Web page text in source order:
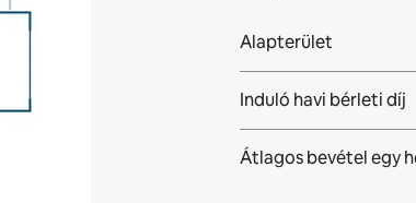
Alapterület
Induló havi bérleti díj
Átlagos bevétel egy